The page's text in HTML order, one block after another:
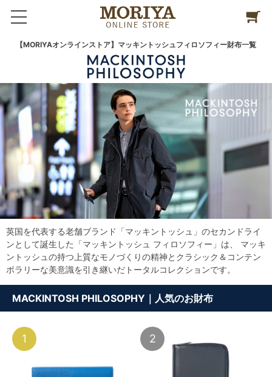
【MORIYAオンラインストア】マッキントッシュフィロソフィー財布一覧
英国を代表する老舗ブランド「マッキントッシュ」のセカンドライ
ンとして誕生した「マッキントッシュ フィロソフィー」は、 マッキ
ントッシュの持つ上質なモノづくりの精神とクラシック＆コンテン
ポラリーな美意識を引き継いだトータルコレクションです。
MACKINTOSH PHILOSOPHY｜人気のお財布
1 2